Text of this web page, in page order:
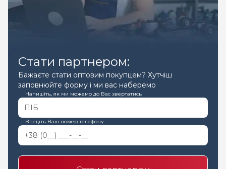
Стати партнером:
Бажаєте стати оптовим покупцем? Хутчіш
заповнюйте форму і ми вас наберемо
Напишіть, як ми можемо до Вас звертатись
Введіть Ваш номер телефону